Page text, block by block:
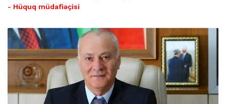
- Hüquq müdafiəçisi